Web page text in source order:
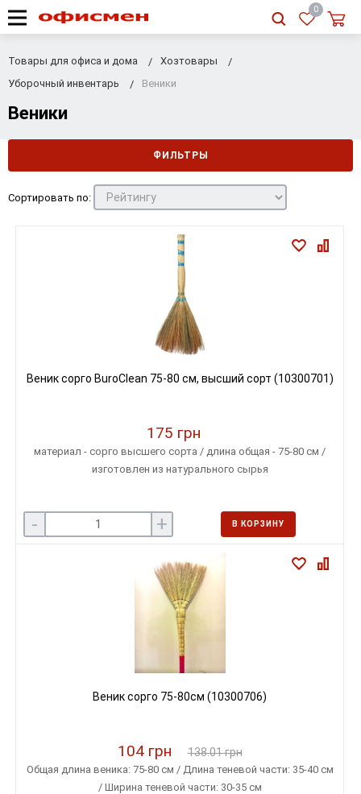
RU
0
Товары для офиса и дома
Хозтовары
Уборочный инвентарь
Веники
Веники
ФИЛЬТРЫ
Сортировать по:
Веник сорго BuroClean 75-80 см, высший сорт (10300701)
175 грн
материал - сорго высшего сорта / длина общая - 75-80 см /
изготовлен из натурального сырья
- + В КОРЗИНУ
Веник сорго 75-80см (10300706)
104 грн 138.01 грн
Общая длина веника: 75-80 см / Длина теневой части: 35-40 см
/ Ширина теневой части: 30-35 см